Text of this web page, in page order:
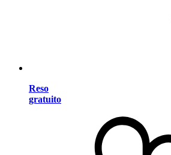
Reso
gratuito